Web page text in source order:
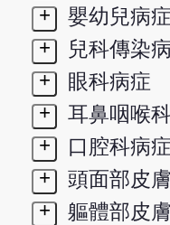
+
嬰幼兒病症
+
兒科傳染
+
眼科病症
+
耳鼻咽喉
+
口腔科病症
+
頭面部皮
+
軀體部皮